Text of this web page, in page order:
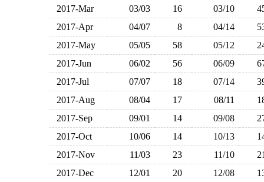
2017-Mar
03/03 16 03/10
2017-Apr
04/07 8 04/14
2017-May
05/05 58 05/12
2017-Jun
06/02 56 06/09
2017-Jul
07/07 18 07/14
2017-Aug
08/04 17 08/11
2017-Sep
09/01 14 09/08
2017-Oct
10/06 14 10/13
2017-Nov
11/03 23 11/10
2017-Dec
12/01 20 12/08